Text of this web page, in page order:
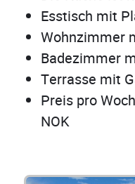
Esstisch mit
Wohnzimmer
Badezimmer
Terrasse mit
Preis pro
NOK